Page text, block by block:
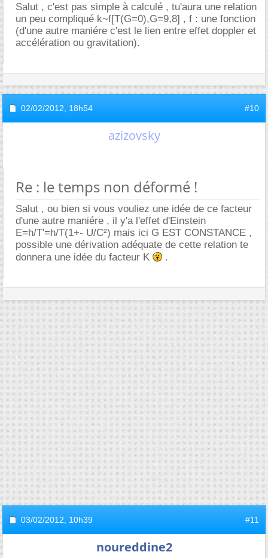
Salut , c'est pas simple à calculé , tu'aura une relation
un peu compliqué k~f[T(G=0),G=9,8] , f : une fonction
(d'une autre maniére c'est le lien entre effet doppler et
accélération ou gravitation).
02/02/2012, 18h54 #10
azizovsky
Re : le temps non déformé !
Salut , ou bien si vous vouliez une idée de ce facteur
d'une autre maniére , il y'a l'effet d'Einstein
E=h/T'=h/T(1+- U/C²) mais ici G EST CONSTANCE ,
possible une dérivation adéquate de cette relation te
donnera une idée du facteur K
.
03/02/2012, 10h39 #11
noureddine2